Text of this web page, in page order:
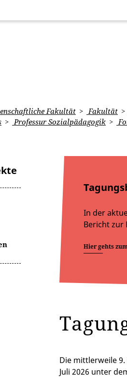
Fakultät Fakultät
Professur Sozialpädagogik
In der
Bericht zur
Hier gehts
Die mittlerweile 9.
Juli 2026 unter